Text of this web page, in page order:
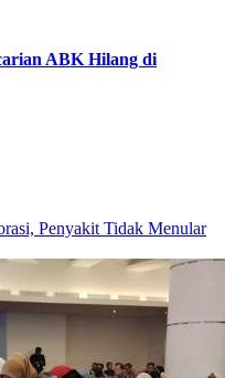
ABK Hilang di
Penyakit Tidak Menular